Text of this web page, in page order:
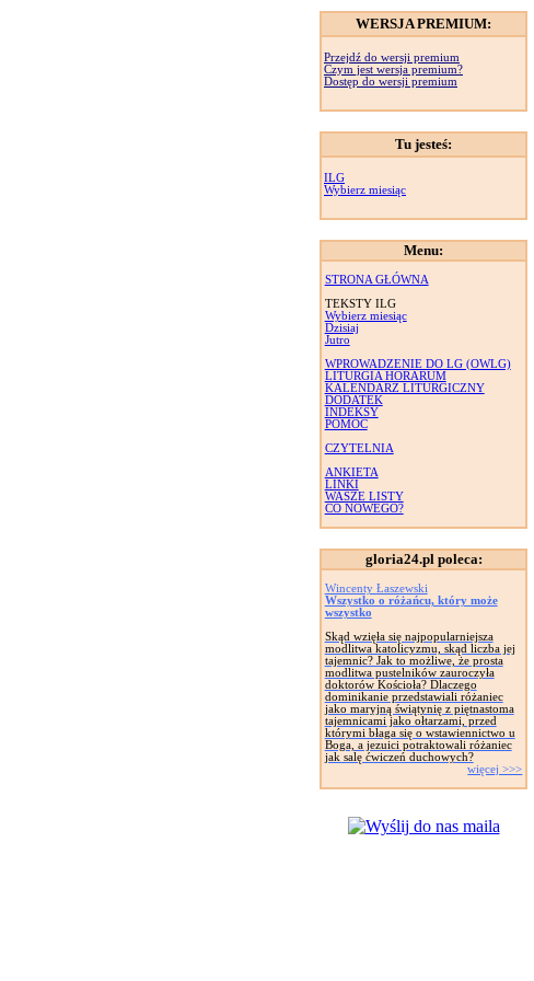
WERSJA PREMIUM:
Przejdź do wersji premium
Czym jest wersja premium?
Dostęp do wersji premium
Tu jesteś:
ILG
Wybierz miesiąc
Menu:
STRONA GŁÓWNA
TEKSTY ILG
Wybierz miesiąc
Dzisiaj
Jutro
WPROWADZENIE DO LG (OWLG)
LITURGIA HORARUM
KALENDARZ LITURGICZNY
DODATEK
INDEKSY
POMOC
CZYTELNIA
ANKIETA
LINKI
WASZE LISTY
CO NOWEGO?
gloria24.pl poleca:
Wincenty Łaszewski
Wszystko o różańcu, który może
wszystko
Skąd wzięła się najpopularniejsza
modlitwa katolicyzmu, skąd liczba jej
tajemnic? Jak to możliwe, że prosta
modlitwa pustelników zauroczyła
doktorów Kościoła? Dlaczego
dominikanie przedstawiali różaniec
jako maryjną świątynię z piętnastoma
tajemnicami jako ołtarzami, przed
którymi błaga się o wstawiennictwo u
Boga, a jezuici potraktowali różaniec
jak salę ćwiczeń duchowych?
więcej >>>